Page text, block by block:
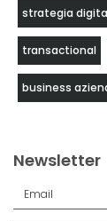
strategia
transactional
business
Newsletter